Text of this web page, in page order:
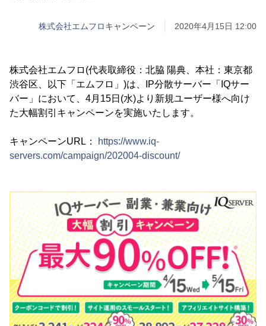
株式会社エムフロキャンペーン 2020年4月15日 12:00
株式会社エムフロ(代表取締役：北脇 陽典、本社：東京都
渋谷区、以下「エムフロ」)は、IP分散サーバー「IQサー
バー」において、4月15日(水)より新規ユーザー様へ向け
た大幅割引キャンペーンを実施いたします。
キャンペーンURL：
https://www.iq-
servers.com/campaign/202004-discount/